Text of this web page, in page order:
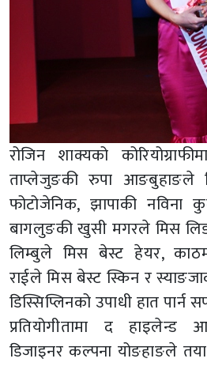
रोजिन शाक्यको
ताप्लेजुङकी रुपा आङबुहाङले
फोटोजेनिक, झापाकी
बागलुङकी खुसी मगरले मिस
लिम्बुले मिस बेस्ट हेयर,
राईले मिस बेस्ट स्किन र
डिस्सिप्लिनको उपाधी हात पार्न
प्रतियोगीतामा द हाइलेन्ड
डिजाइनर कल्पना योङहाङले